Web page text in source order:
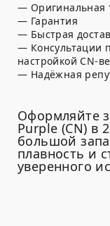
— Оригинальная
— Гарантия
— Быстрая
— Консультации
настройкой CN-
— Надёжная
Оформляйте
Purple (CN) в
большой
плавность и
уверенного